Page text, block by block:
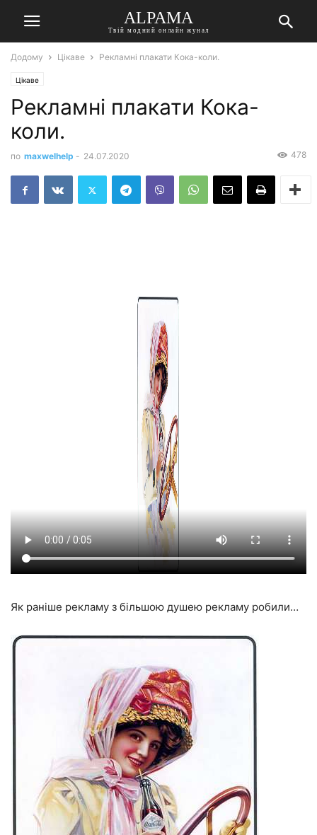
ALPAMA
Твій модний онлайн жунал
Додому Цікаве Рекламні плакати Кока-коли.
Цікаве
Рекламні плакати Кока-
коли.
по maxwelhelp - 24.07.2020 478
Як раніше рекламу з більшою душею рекламу робили…